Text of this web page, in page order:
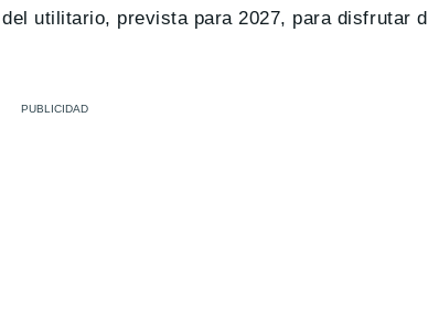
utilitario, prevista para 2027, para disfrutar